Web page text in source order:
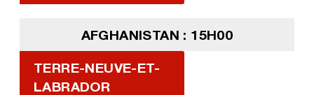
AFGHANISTAN : 15H00
TERRE-NEUVE-ET-
LABRADOR